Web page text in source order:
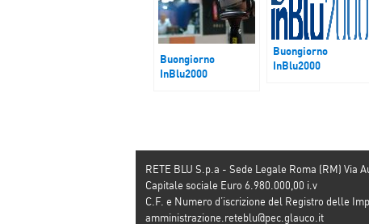
Buongiorno
InBlu2000
Buongiorno
InBlu2000
RETE BLU S.p.a - Sede Legale Roma (RM) Via
Capitale sociale Euro 6.980.000,00 i.v
C.F. e Numero d’iscrizione del Registro delle
amministrazione.reteblu@pec.glauco.it